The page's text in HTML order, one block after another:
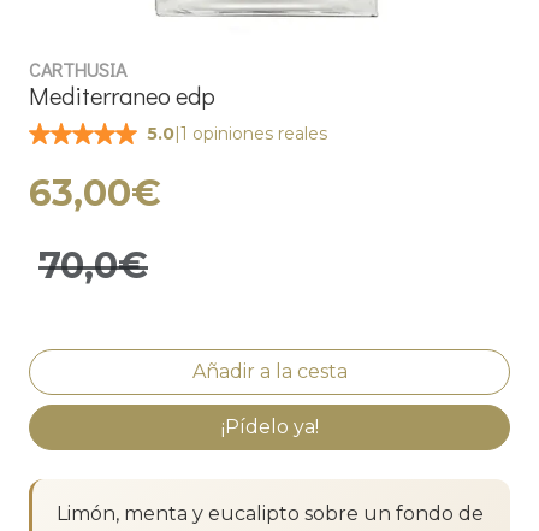
CARTHUSIA
Mediterraneo edp
5.0|1 opiniones reales
63,00€
70,0€
¡Pídelo ya!
Limón, menta y eucalipto sobre un fondo de